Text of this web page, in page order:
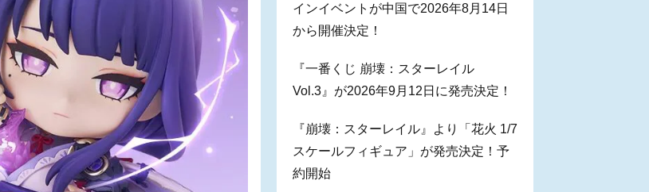
インイベントが中国で2026年8月14日
から開催決定！
『一番くじ 崩壊：スターレイル
Vol.3』が2026年9月12日に発売決定！
『崩壊：スターレイル』より「花火 1/7
スケールフィギュア」が発売決定！予
約開始